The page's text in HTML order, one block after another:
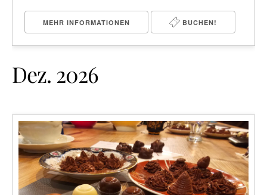
MEHR INFORMATIONEN BUCHEN!
Dez. 2026